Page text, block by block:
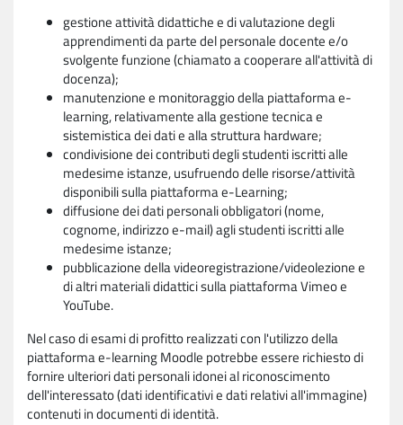
gestione attività didattiche e di valutazione degli
apprendimenti da parte del personale docente e/o
svolgente funzione (chiamato a cooperare all'attività di
docenza);
manutenzione e monitoraggio della piattaforma e-
learning, relativamente alla gestione tecnica e
sistemistica dei dati e alla struttura hardware;
condivisione dei contributi degli studenti iscritti alle
medesime istanze, usufruendo delle risorse/attività
disponibili sulla piattaforma e-Learning;
diffusione dei dati personali obbligatori (nome,
cognome, indirizzo e-mail) agli studenti iscritti alle
medesime istanze;
pubblicazione della videoregistrazione/videolezione e
di altri materiali didattici sulla piattaforma Vimeo e
YouTube.
Nel caso di esami di profitto realizzati con l'utilizzo della
piattaforma e-learning Moodle potrebbe essere richiesto di
fornire ulteriori dati personali idonei al riconoscimento
dell'interessato (dati identificativi e dati relativi all'immagine)
contenuti in documenti di identità.